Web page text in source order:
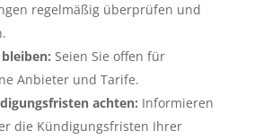
regelmäßig überprüfen und
Seien Sie offen für
Anbieter und Tarife.
achten: Informieren
die Kündigungsfristen Ihrer